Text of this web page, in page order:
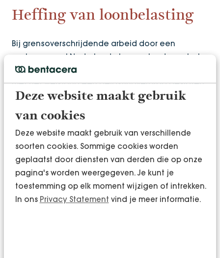
Deze website maakt gebruik
van cookies
Deze website maakt gebruik van verschillende
soorten cookies. Sommige cookies worden
geplaatst door diensten van derden die op onze
pagina's worden weergegeven. Je kunt je
toestemming op elk moment wijzigen of intrekken.
In ons Privacy Statement vind je meer informatie.
Heffing van loonbelasting
Bij grensoverschrijdende arbeid door een
werknemer zal Nederland als woonland over het
wereldinkomen belasting heffen. Heeft Nederland
met het werkland een belastingverdrag gesloten,
dan zal het werkland ook belasting heffen over
de arbeidsbeloning als aan minimaal een van de
de werknemer is fysiek aanwezig in het
werkland gedurende meer dan 183 dagen in
een jaar;
de beloning die de werknemer ontvangt
wordt betaald door of namens een